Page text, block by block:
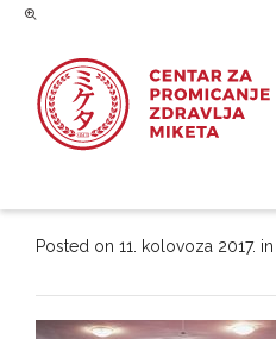
Posted on 11. kolovoza 2017. in